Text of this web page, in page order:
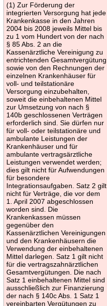
(1) Zur Förderung der
integrierten Versorgung hat jede
Krankenkasse in den Jahren
2004 bis 2008 jeweils Mittel bis
zu 1 vom Hundert von der nach
§ 85 Abs. 2 an die
Kassenärztliche Vereinigung zu
entrichtenden Gesamtvergütung
sowie von den Rechnungen der
einzelnen Krankenhäuser für
voll- und teilstationäre
Versorgung einzubehalten,
soweit die einbehaltenen Mittel
zur Umsetzung von nach §
140b geschlossenen Verträgen
erforderlich sind. Sie dürfen nur
für voll- oder teilstationäre und
ambulante Leistungen der
Krankenhäuser und für
ambulante vertragsärztliche
Leistungen verwendet werden;
dies gilt nicht für Aufwendungen
für besondere
Integrationsaufgaben. Satz 2 gilt
nicht für Verträge, die vor dem
1. April 2007 abgeschlossen
worden sind. Die
Krankenkassen müssen
gegenüber den
Kassenärztlichen Vereinigungen
und den Krankenhäusern die
Verwendung der einbehaltenen
Mittel darlegen. Satz 1 gilt nicht
für die vertragszahnärztlichen
Gesamtvergütungen. Die nach
Satz 1 einbehaltenen Mittel sind
ausschließlich zur Finanzierung
der nach § 140c Abs. 1 Satz 1
vereinbarten Vergütungen zu